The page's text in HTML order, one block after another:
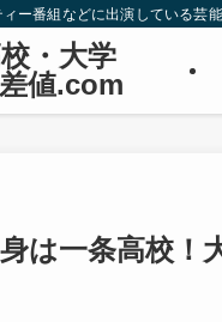
ー番組などに出演している芸
・大学
値.com
は一条高校！